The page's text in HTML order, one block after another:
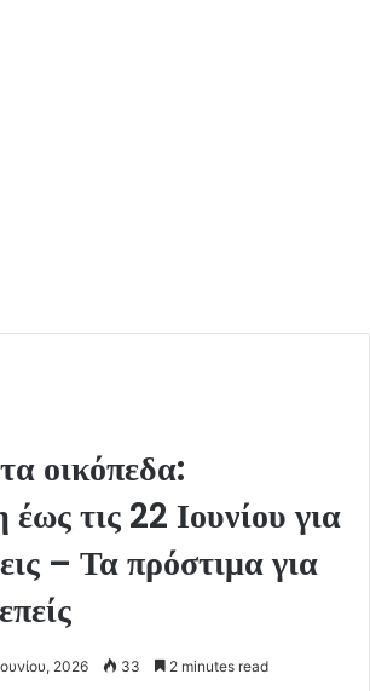
οικόπεδα:
τις 22 Ιουνίου για
– Τα πρόστιμα για
2026 33 2 minutes read